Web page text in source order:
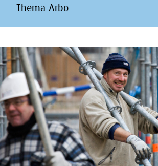
Thema Arbo